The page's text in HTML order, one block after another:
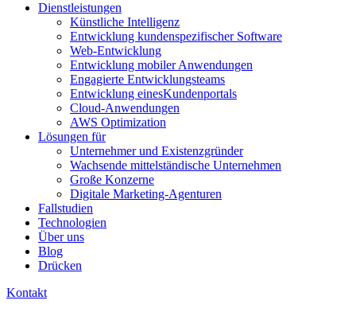
Dienstleistungen
Künstliche Intelligenz
Entwicklung kundenspezifischer Software
Web-Entwicklung
Entwicklung mobiler Anwendungen
Engagierte Entwicklungsteams
Entwicklung einesKundenportals
Cloud-Anwendungen
AWS Optimization
Lösungen für
Unternehmer und Existenzgründer
Wachsende mittelständische Unternehmen
Große Konzerne
Digitale Marketing-Agenturen
Fallstudien
Technologien
Über uns
Blog
Drücken
Kontakt